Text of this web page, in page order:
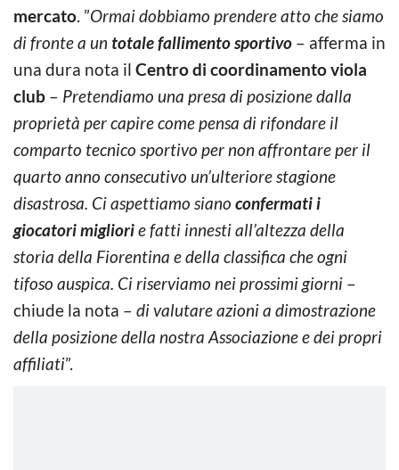
mercato. ”Ormai dobbiamo prendere atto che siamo
di fronte a un totale fallimento sportivo – afferma in
una dura nota il Centro di coordinamento viola
club – Pretendiamo una presa di posizione dalla
proprietà per capire come pensa di rifondare il
comparto tecnico sportivo per non affrontare per il
quarto anno consecutivo un’ulteriore stagione
disastrosa. Ci aspettiamo siano confermati i
giocatori migliorie fatti innesti all’altezza della
storia della Fiorentina e della classifica che ogni
tifoso auspica. Ci riserviamo nei prossimi giorni –
chiude la nota – di valutare azioni a dimostrazione
della posizione della nostra Associazione e dei propri
affiliati”.